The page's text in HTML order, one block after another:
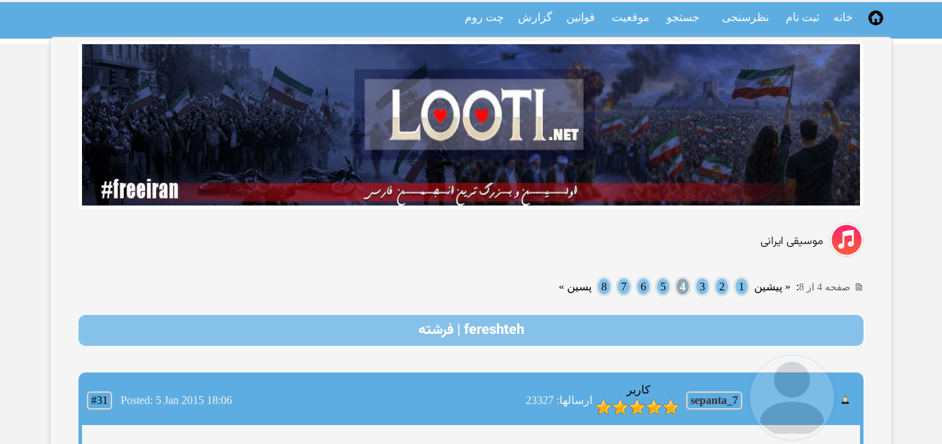
خانه ثبت نام نظرسنجی جستجو موقعیت قوانین گزارش چت روم
موسیقی ایرانی
صفحه 4 از 8 : « پیشین 1
2
3
4
5
6
7
8 پسین »
fereshteh | فرشته
sepanta_7
کاربر
ارسالها: 23327
#31 Posted: 5 Jan 2015 18:06